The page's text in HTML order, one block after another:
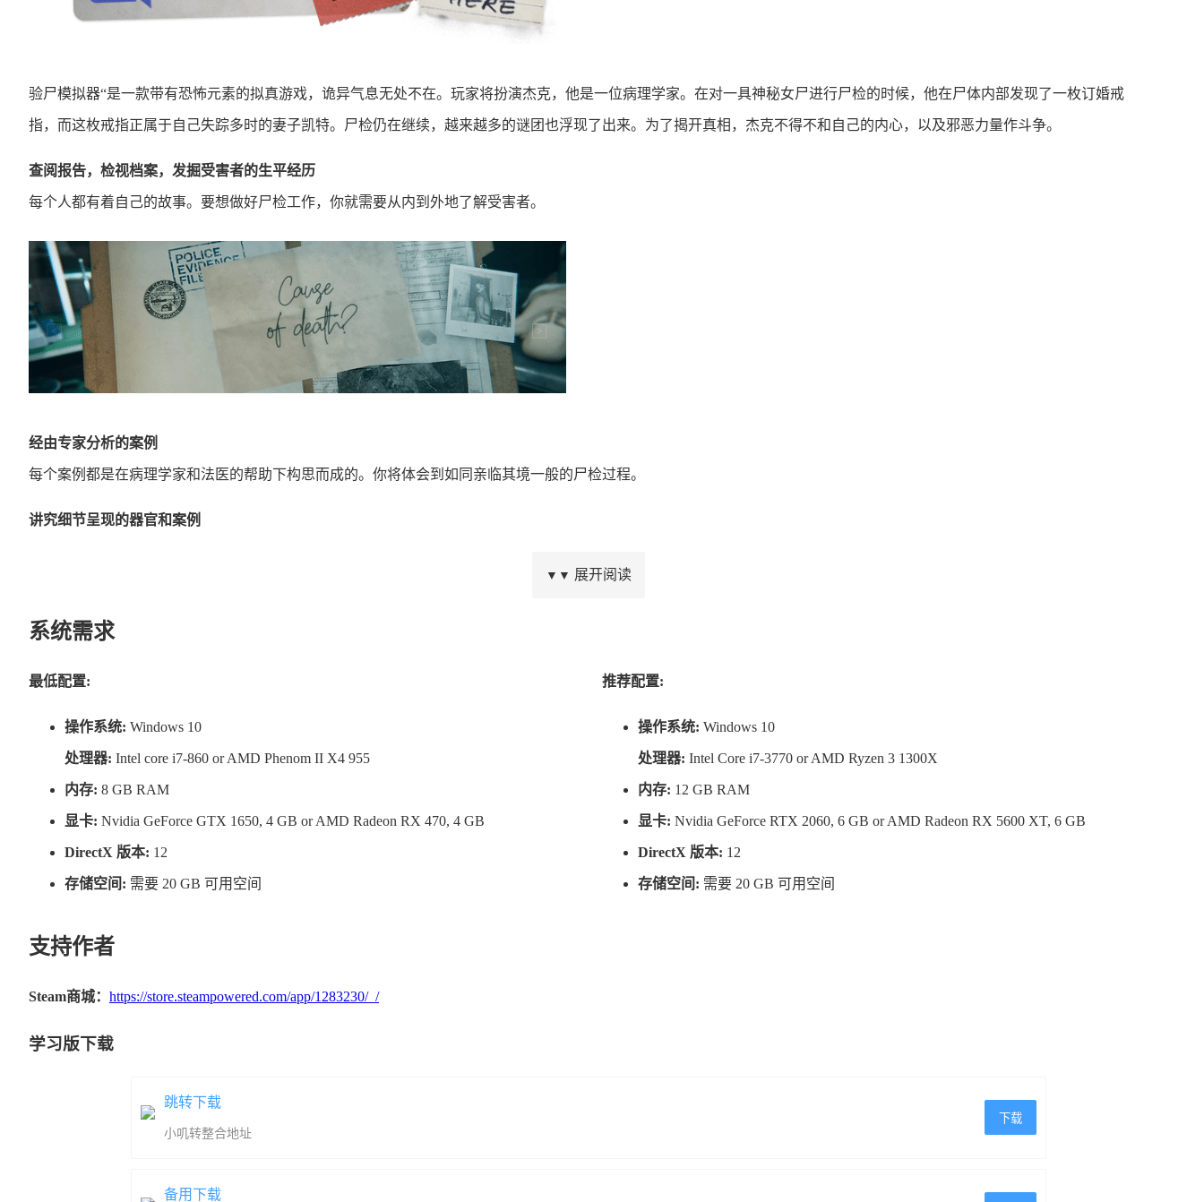
验尸模拟器“是一款带有恐怖元素的拟真游戏，诡异气息无处不在。玩家将扮演杰克，他是一位病理学家。在对一具神秘女尸进行尸检的时候，他在尸体内部发现了一枚订婚戒
指，而这枚戒指正属于自己失踪多时的妻子凯特。尸检仍在继续，越来越多的谜团也浮现了出来。为了揭开真相，杰克不得不和自己的内心，以及邪恶力量作斗争。
查阅报告，检视档案，发掘受害者的生平经历
每个人都有着自己的故事。要想做好尸检工作，你就需要从内到外地了解受害者。
经由专家分析的案例
每个案例都是在病理学家和法医的帮助下构思而成的。你将体会到如同亲临其境一般的尸检过程。
讲究细节呈现的器官和案例
这是前所未有的游戏组合——不仅能提供模拟尸检的游玩体验，我们还会讲述一个令人毛骨悚然但又十分有趣的故事。
▼▼ 展开阅读
系统需求
最低配置:
操作系统: Windows 10
处理器: Intel core i7-860 or AMD Phenom II X4 955
内存: 8 GB RAM
显卡: Nvidia GeForce GTX 1650, 4 GB or AMD Radeon RX 470, 4 GB
DirectX 版本: 12
存储空间: 需要 20 GB 可用空间
推荐配置:
操作系统: Windows 10
处理器: Intel Core i7-3770 or AMD Ryzen 3 1300X
内存: 12 GB RAM
显卡: Nvidia GeForce RTX 2060, 6 GB or AMD Radeon RX 5600 XT, 6 GB
DirectX 版本: 12
存储空间: 需要 20 GB 可用空间
支持作者
Steam商城： https://store.steampowered.com/app/1283230/_/
学习版下载
跳转下载
小叽转整合地址
下载
备用下载